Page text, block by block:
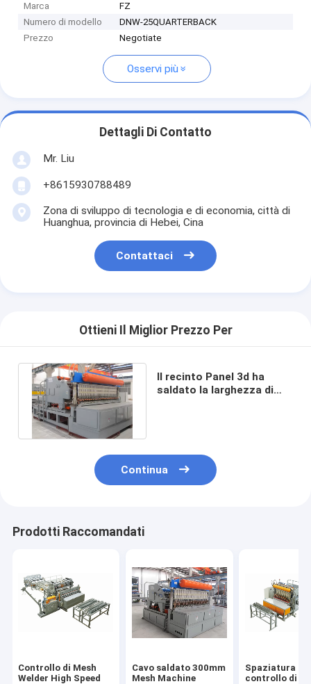
Marca
FZ
Numero di modello
DNW-25QUARTERBACK
Prezzo
Negotiate
Osservi più
Dettagli Di Contatto
Mr. Liu
+8615930788489
Zona di sviluppo di tecnologia e di economia, città di
Huanghua, provincia di Hebei, Cina
Contattaci
Ottieni Il Miglior Prezzo Per
Il recinto Panel 3d ha
saldato la larghezza di
Continua
Prodotti Raccomandati
Controllo di Mesh
Welder High Speed
Cavo saldato 300mm
Mesh Machine
Spaziatura del
controllo di